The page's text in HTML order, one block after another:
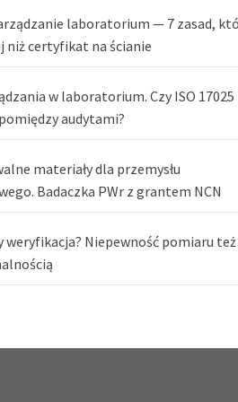
laboratorium — 7 zasad,
niż certyfikat na ścianie
w laboratorium. Czy ISO 17025
audytami?
materiały dla przemysłu
Badaczka PWr z grantem NCN
weryfikacja? Niepewność pomiaru też